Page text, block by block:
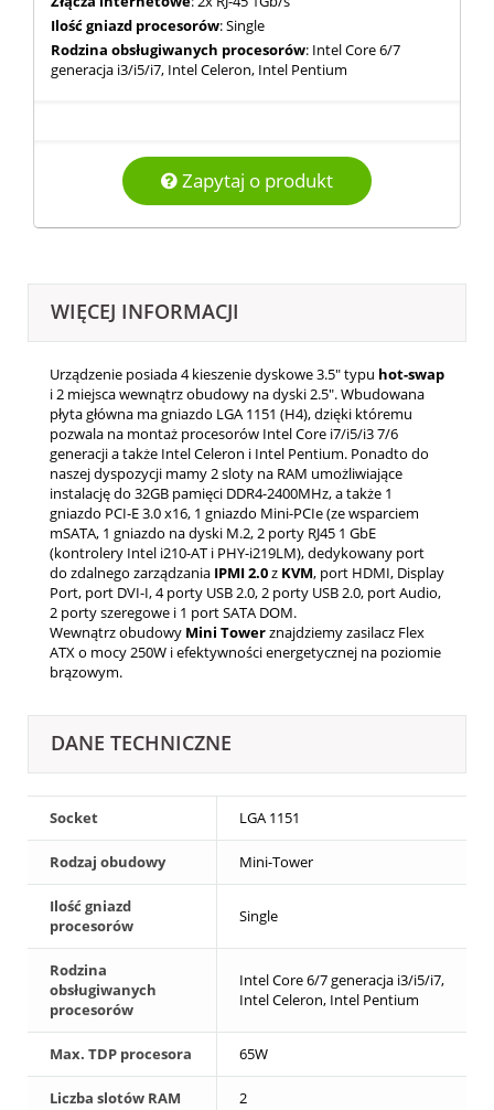
Ilość gniazd procesorów: Single
Rodzina obsługiwanych procesorów: Intel Core 6/7
generacja i3/i5/i7, Intel Celeron, Intel Pentium
Zapytaj o produkt
WIĘCEJ INFORMACJI
Urządzenie posiada 4 kieszenie dyskowe 3.5" typu hot-swap
i 2 miejsca wewnątrz obudowy na dyski 2.5". Wbudowana
płyta główna ma gniazdo LGA 1151 (H4), dzięki któremu
pozwala na montaż procesorów Intel Core i7/i5/i3 7/6
generacji a także Intel Celeron i Intel Pentium. Ponadto do
naszej dyspozycji mamy 2 sloty na RAM umożliwiające
instalację do 32GB pamięci DDR4-2400MHz, a także 1
gniazdo PCI-E 3.0 x16, 1 gniazdo Mini-PCIe (ze wsparciem
mSATA, 1 gniazdo na dyski M.2, 2 porty RJ45 1 GbE
(kontrolery Intel i210-AT i PHY-i219LM), dedykowany port
do zdalnego zarządzania IPMI 2.0z KVM, port HDMI, Display
Port, port DVI-I, 4 porty USB 2.0, 2 porty USB 2.0, port Audio,
2 porty szeregowe i 1 port SATA DOM.
Wewnątrz obudowy Mini Towerznajdziemy zasilacz Flex
ATX o mocy 250W i efektywności energetycznej na poziomie
brązowym.
DANE TECHNICZNE
Socket LGA 1151
Rodzaj obudowy Mini-Tower
Ilość gniazd
procesorów
Single
Rodzina
obsługiwanych
procesorów
Intel Core 6/7 generacja i3/i5/i7,
Intel Celeron, Intel Pentium
Max. TDP procesora 65W
Liczba slotów RAM 2